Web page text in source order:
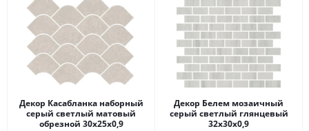
Декор Касабланка наборный
серый светлый матовый
обрезной 30x25x0,9
Декор Белем мозаичный
серый светлый глянцевый
32x30x0,9